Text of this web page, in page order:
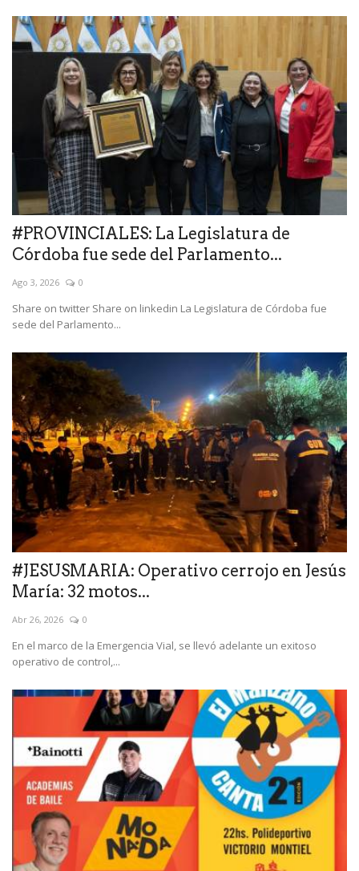
#PROVINCIALES: La Legislatura de
Córdoba fue sede del Parlamento...
Ago 3, 2026 0
Share on twitter Share on linkedin La Legislatura de Córdoba fue
sede del Parlamento...
#JESUSMARIA: Operativo cerrojo en Jesús
María: 32 motos...
Abr 26, 2026 0
En el marco de la Emergencia Vial, se llevó adelante un exitoso
operativo de control,...